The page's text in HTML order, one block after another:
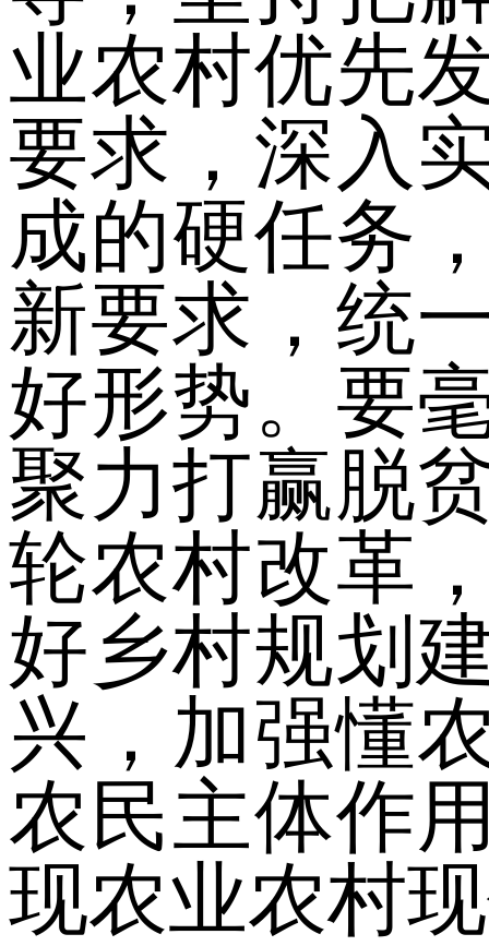
业农村优先
要求，深入
成的硬任务
新要求，统
好形势。要
聚力打赢脱
轮农村改革
好乡村规划
兴，加强懂
农民主体作
现农业农村